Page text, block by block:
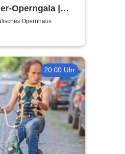
Operngala |
Opernhaus
20:00 Uhr